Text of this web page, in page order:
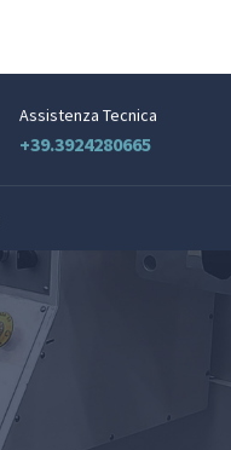
Assistenza Tecnica
+39.3924280665